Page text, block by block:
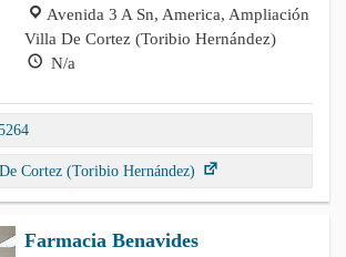
Avenida 3 A Sn, America, Ampliación
Villa De Cortez (Toribio Hernández)
N/a
Cortez (Toribio Hernández)
Farmacia Benavides